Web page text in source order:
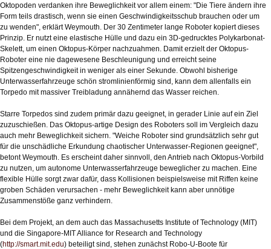
Oktopoden verdanken ihre Beweglichkeit vor allem einem: "Die Tiere ändern ihre
Form teils drastisch, wenn sie einen Geschwindigkeitsschub brauchen oder um
zu wenden", erklärt Weymouth. Der 30 Zentimeter lange Roboter kopiert dieses
Prinzip. Er nutzt eine elastische Hülle und dazu ein 3D-gedrucktes Polykarbonat-
Skelett, um einen Oktopus-Körper nachzuahmen. Damit erzielt der Oktopus-
Roboter eine nie dagewesene Beschleunigung und erreicht seine
Spitzengeschwindigkeit in weniger als einer Sekunde. Obwohl bisherige
Unterwasserfahrzeuge schön stromlinienförmig sind, kann dem allenfalls ein
Torpedo mit massiver Treibladung annähernd das Wasser reichen.
Starre Torpedos sind zudem primär dazu geeignet, in gerader Linie auf ein Ziel
zuzuschießen. Das Oktopus-artige Design des Roboters soll im Vergleich dazu
auch mehr Beweglichkeit sichern. "Weiche Roboter sind grundsätzlich sehr gut
für die unschädliche Erkundung chaotischer Unterwasser-Regionen geeignet",
betont Weymouth. Es erscheint daher sinnvoll, den Antrieb nach Oktopus-Vorbild
zu nutzen, um autonome Unterwasserfahrzeuge beweglicher zu machen. Eine
flexible Hülle sorgt zwar dafür, dass Kollisionen beispielsweise mit Riffen keine
groben Schäden verursachen - mehr Beweglichkeit kann aber unnötige
Zusammenstöße ganz verhindern.
Bei dem Projekt, an dem auch das Massachusetts Institute of Technology (MIT)
und die Singapore-MIT Alliance for Research and Technology
(http://smart.mit.edu) beteiligt sind, stehen zunächst Robo-U-Boote für